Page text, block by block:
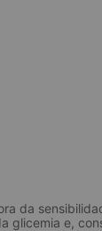
da
glicemia e,